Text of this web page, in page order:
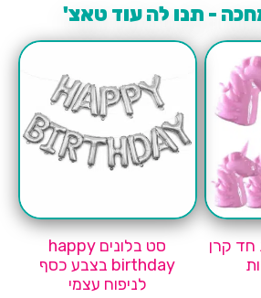
- תנו לה עוד טאצ'
חד קרן
סט בלונים happy
birthday בצבע כסף
לניפוח עצמי